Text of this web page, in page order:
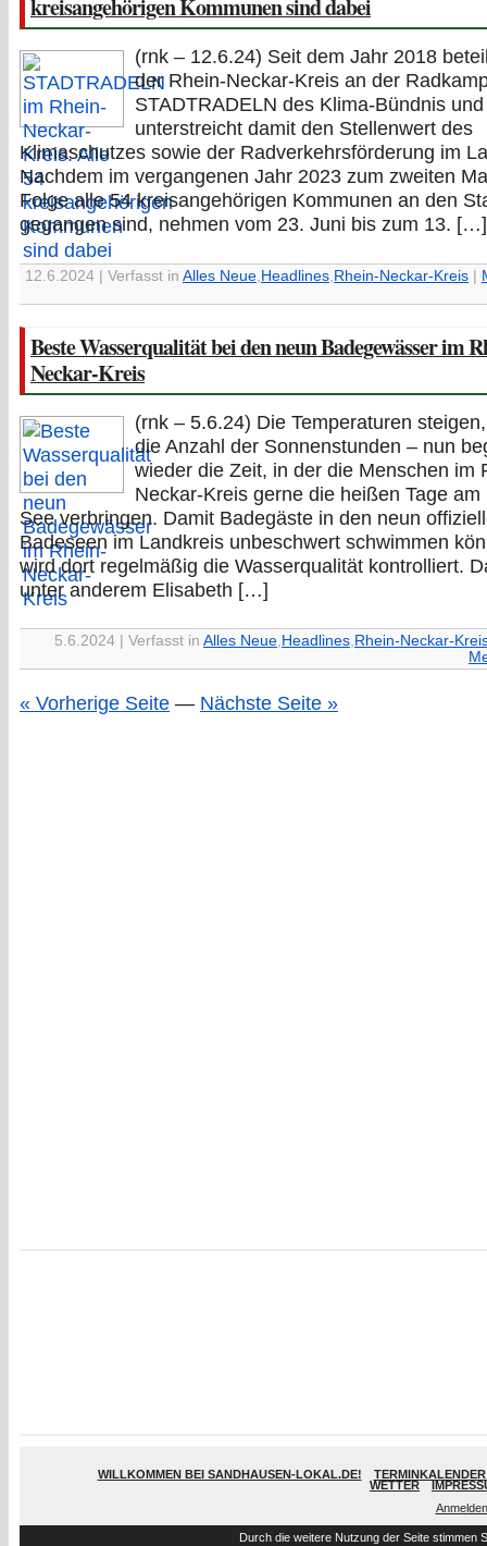
kreisangehörigen Kommunen sind dabei
(rnk – 12.6.24) Seit dem Jahr 2018
der Rhein-Neckar-Kreis an der
STADTRADELN des Klima-Bündnis und
unterstreicht damit den Stellenwert des
Klimaschutzes sowie der Radverkehrsförderung im
Nachdem im vergangenen Jahr 2023 zum zweiten
Folge alle 54 kreisangehörigen Kommunen an den
gegangen sind, nehmen vom 23. Juni bis zum 13. […]
12.6.2024 | Verfasst in Alles Neue Headlines Rhein-Neckar-Kreis |
Beste Wasserqualität bei den neun Badegewässer im
Neckar-Kreis
(rnk – 5.6.24) Die Temperaturen
die Anzahl der Sonnenstunden – nun
wieder die Zeit, in der die Menschen im
Neckar-Kreis gerne die heißen Tage am
See verbringen. Damit Badegäste in den neun
Badeseen im Landkreis unbeschwert schwimmen
wird dort regelmäßig die Wasserqualität kontrolliert.
unter anderem Elisabeth […]
5.6.2024 | Verfasst in Alles Neue, Headlines, Rhein-Neckar-
« Vorherige Seite — Nächste Seite »
WILLKOMMEN BEI SANDHAUSEN-LOKAL.DE!
TERMINKALENDER
WETTER
Anmelden
Durch die weitere Nutzung der Seite stimmen